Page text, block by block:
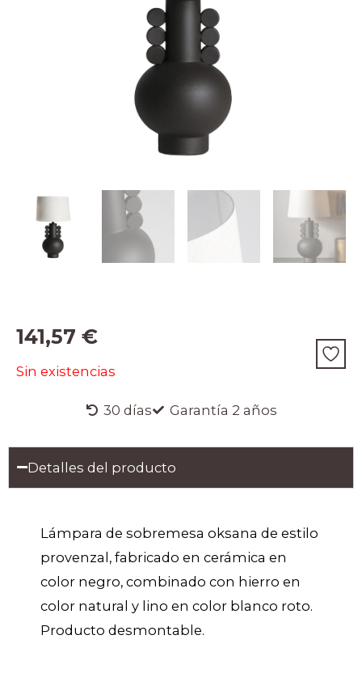
141,57 €
Sin existencias
30 días Garantía 2 años
Detalles del producto
Lámpara de sobremesa oksana de estilo
provenzal, fabricado en cerámica en
color negro, combinado con hierro en
color natural y lino en color blanco roto.
Producto desmontable.